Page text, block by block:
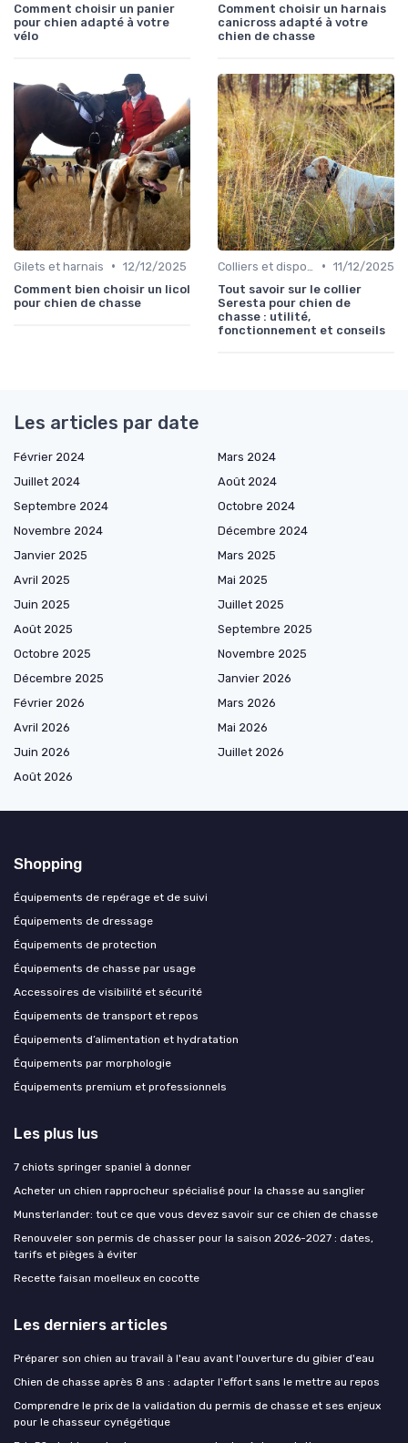
Comment choisir un panier
pour chien adapté à votre
vélo
Comment choisir un harnais
canicross adapté à votre
chien de chasse
Gilets et harnais • 12/12/2025
Comment bien choisir un licol
pour chien de chasse
• 11/12/2025
Tout savoir sur le collier
Seresta pour chien de
chasse : utilité,
fonctionnement et conseils
Les articles par date
Février 2024
Mars 2024
Juillet 2024
Août 2024
Septembre 2024
Octobre 2024
Novembre 2024
Décembre 2024
Janvier 2025
Mars 2025
Avril 2025
Mai 2025
Juin 2025
Juillet 2025
Août 2025
Septembre 2025
Octobre 2025
Novembre 2025
Décembre 2025
Janvier 2026
Février 2026
Mars 2026
Avril 2026
Mai 2026
Juin 2026
Juillet 2026
Août 2026
Shopping
Équipements de repérage et de suivi
Équipements de dressage
Équipements de protection
Équipements de chasse par usage
Accessoires de visibilité et sécurité
Équipements de transport et repos
Équipements d’alimentation et hydratation
Équipements par morphologie
Équipements premium et professionnels
Les plus lus
7 chiots springer spaniel à donner
Acheter un chien rapprocheur spécialisé pour la chasse au sanglier
Munsterlander: tout ce que vous devez savoir sur ce chien de chasse
Renouveler son permis de chasser pour la saison 2026-2027 : dates,
tarifs et pièges à éviter
Recette faisan moelleux en cocotte
Les derniers articles
Préparer son chien au travail à l'eau avant l'ouverture du gibier d'eau
Chien de chasse après 8 ans : adapter l'effort sans le mettre au repos
Comprendre le prix de la validation du permis de chasse et ses enjeux
pour le chasseur cynégétique